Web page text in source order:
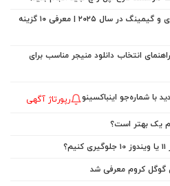
مناسب‌ترین کارت گرافیک برای بازی و گیمینگ در سال ۲۰۲۵ | معرفی ۱۰ گزینه
انتخاب دانلود منیجر مناسب برای
با شماره‌جو اینباکسینو رپورتاژ آگهی